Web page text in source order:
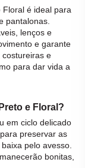
Floral é ideal para
pantalonas.
lenços e
e garante
costureiras e
para dar vida a
e Floral?
em ciclo delicado
preservar as
pelo avesso.
bonitas,